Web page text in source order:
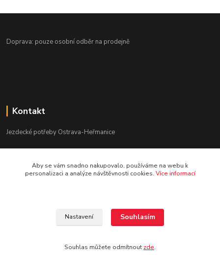
Doprava: pouze osobní odběr na prodejně
Kontakt
Jezdecké potřeby Ostrava-Heřmanice
Po-Pá 9:30 - 17:30
Aby se vám snadno nakupovalo, používáme na webu k
personalizaci a analýze návštěvnosti cookies. Více informací
Nastavení Souhlasím
Souhlas můžete odmítnout zde.